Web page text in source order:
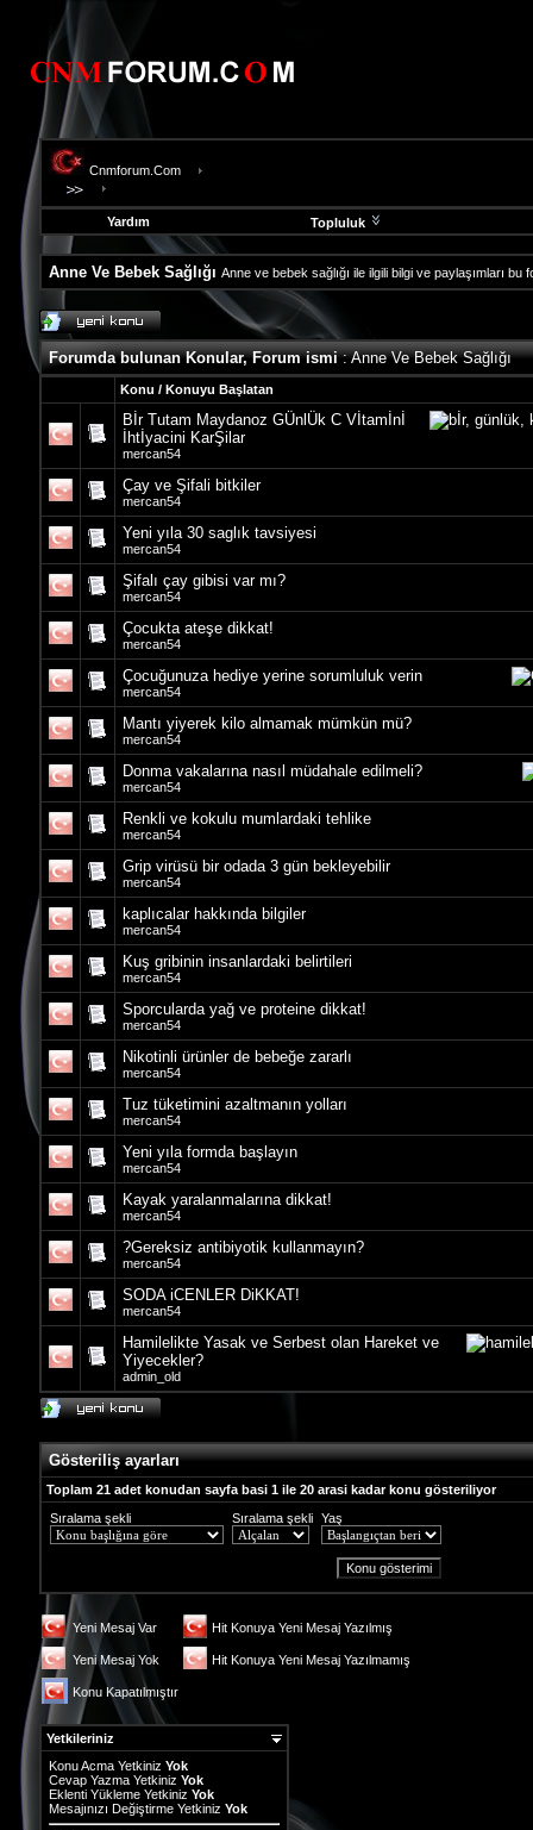
Cnmforum.Com
Yardım Topluluk
Anne Ve Bebek Sağlığı Anne ve bebek sağlığı ile ilgili bilgi ve paylaşımları
evooli
fethiye
escort
gaziantep
gaziantep
escort
Forumda bulunan Konular, Forum ismi: Anne Ve Bebek Sağlığı
Konu / Konuyu Başlatan
Bİr Tutam Maydanoz GÜnlÜk C Vİtamİnİ
İhtİyacini KarŞilar
mercan54
Çay ve Şifali bitkiler
mercan54
Yeni yıla 30 saglık tavsiyesi
mercan54
Şifalı çay gibisi var mı?
mercan54
Çocukta ateşe dikkat!
mercan54
Çocuğunuza hediye yerine sorumluluk verin
mercan54
Mantı yiyerek kilo almamak mümkün mü?
mercan54
Donma vakalarına nasıl müdahale edilmeli?
mercan54
Renkli ve kokulu mumlardaki tehlike
mercan54
Grip virüsü bir odada 3 gün bekleyebilir
mercan54
kaplıcalar hakkında bilgiler
mercan54
Kuş gribinin insanlardaki belirtileri
mercan54
Sporcularda yağ ve proteine dikkat!
mercan54
Nikotinli ürünler de bebeğe zararlı
mercan54
Tuz tüketimini azaltmanın yolları
mercan54
Yeni yıla formda başlayın
mercan54
Kayak yaralanmalarına dikkat!
mercan54
?Gereksiz antibiyotik kullanmayın?
mercan54
SODA iCENLER DiKKAT!
mercan54
Hamilelikte Yasak ve Serbest olan Hareket ve
Yiyecekler?
admin_old
Gösteriliş ayarları
Toplam 21 adet konudan sayfa basi 1 ile 20 arasi kadar konu gösteriliyor
Sıralama şekli
Sıralama şekli Yaş
Yeni Mesaj Var Hit Konuya Yeni Mesaj Yazılmış
Yeni Mesaj Yok Hit Konuya Yeni Mesaj Yazılmamış
Konu Kapatılmıştır
Yetkileriniz
Konu Acma Yetkiniz Yok
Cevap Yazma Yetkiniz Yok
Eklenti Yükleme Yetkiniz Yok
Mesajınızı Değiştirme Yetkiniz Yok